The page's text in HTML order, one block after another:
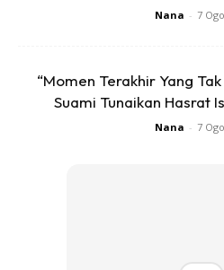
Nana - 7
“Momen Terakhir Yang
Suami Tunaikan Hasrat
Nana - 7